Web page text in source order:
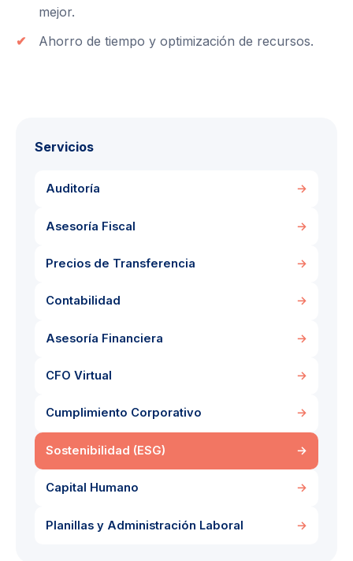
mejor.
Ahorro de tiempo y optimización de recursos.
Servicios
Auditoría →
Asesoría Fiscal →
Precios de Transferencia →
Contabilidad →
Asesoría Financiera →
CFO Virtual →
Cumplimiento Corporativo →
Sostenibilidad (ESG) →
Capital Humano →
Planillas y Administración Laboral →